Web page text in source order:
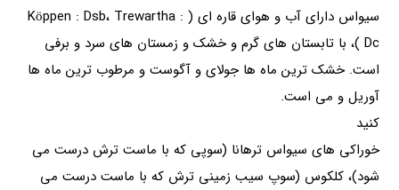
سیواس دارای آب و هوای قاره ای ( Köppen : Dsb، Trewartha :
Dc )، با تابستان های گرم و خشک و زمستان های سرد و برفی
است. خشک ترین ماه ها جولای و آگوست و مرطوب ترین ماه ها
آوریل و می است.
کنید
خوراکی های سیواس ترهانا (سوپی که با ماست ترش درست می
شود)، کلکوس (سوپ سیب زمینی ترش که با ماست درست می